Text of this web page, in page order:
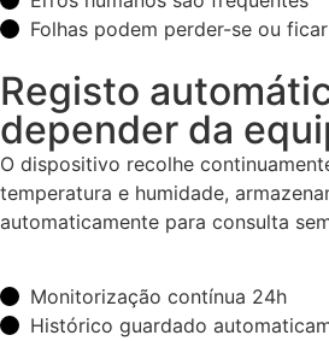
Folhas podem perder-se ou
Registo
depender da
O dispositivo recolhe
temperatura e humidade,
automaticamente para consulta
Monitorização contínua 24h
Histórico guardado